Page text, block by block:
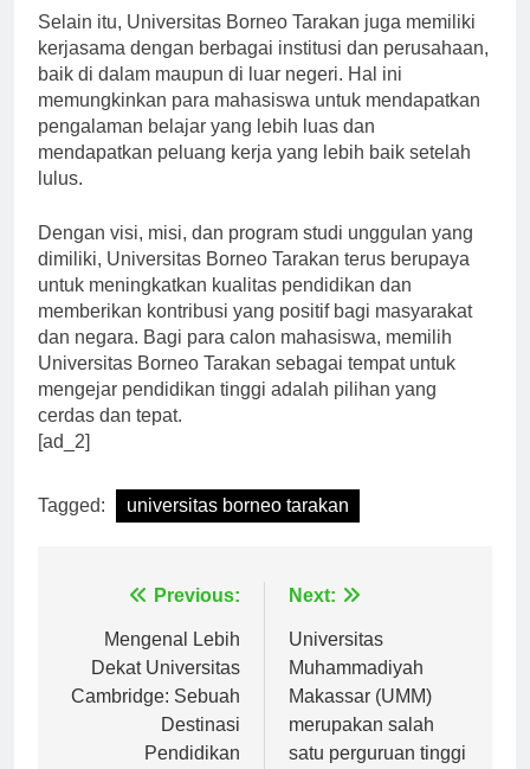
Selain itu, Universitas Borneo Tarakan juga memiliki
kerjasama dengan berbagai institusi dan perusahaan,
baik di dalam maupun di luar negeri. Hal ini
memungkinkan para mahasiswa untuk mendapatkan
pengalaman belajar yang lebih luas dan
mendapatkan peluang kerja yang lebih baik setelah
lulus.
Dengan visi, misi, dan program studi unggulan yang
dimiliki, Universitas Borneo Tarakan terus berupaya
untuk meningkatkan kualitas pendidikan dan
memberikan kontribusi yang positif bagi masyarakat
dan negara. Bagi para calon mahasiswa, memilih
Universitas Borneo Tarakan sebagai tempat untuk
mengejar pendidikan tinggi adalah pilihan yang
cerdas dan tepat.
[ad_2]
Tagged: universitas borneo tarakan
Navigasi
pos
Previous:
Mengenal Lebih
Dekat Universitas
Cambridge: Sebuah
Destinasi
Pendidikan
Next:
Universitas
Muhammadiyah
Makassar (UMM)
merupakan salah
satu perguruan tinggi